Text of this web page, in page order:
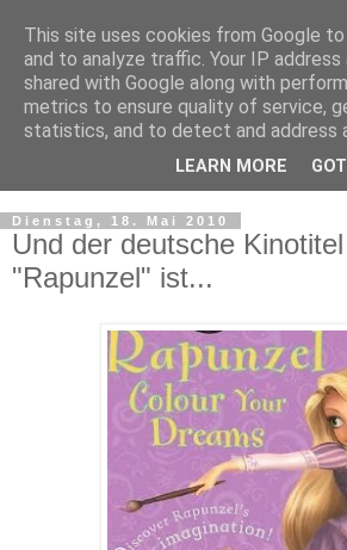
Dienstag, 18. Mai 2010
Und der deutsche
"Rapunzel" ist...
This site uses cookies from Google
and to analyze traffic. Your IP address
shared with Google along with
metrics to ensure quality of service,
statistics, and to detect and address
LEARN MORE